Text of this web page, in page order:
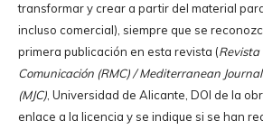
transformar y crear a partir del material
incluso comercial), siempre que se
primera publicación en esta revista (
Comunicación (RMC) / Mediterranean
(MJC), Universidad de Alicante, DOI de la
enlace a la licencia y se indique si se han